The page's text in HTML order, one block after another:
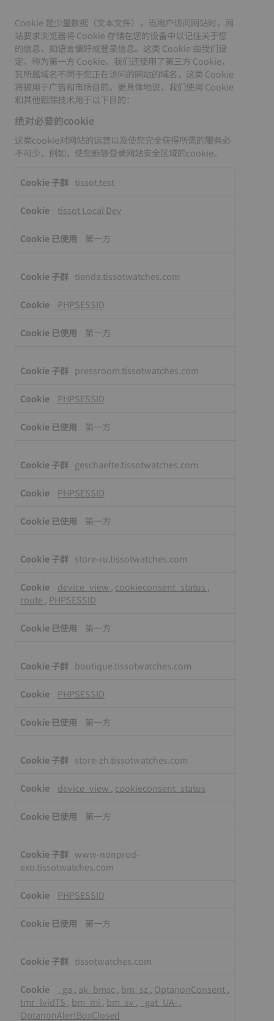
Cookie 是少量数据（文本文件），当用户访问网站时，网
站要求浏览器将 Cookie 存储在您的设备中以记住关于您
的信息，如语言偏好或登录信息。这类 Cookie 由我们设
定，称为第一方 Cookie。我们还使用了第三方 Cookie，
其所属域名不同于您正在访问的网站的域名，这类 Cookie
将被用于广告和市场目的。更具体地说，我们使用 Cookie
和其他跟踪技术用于以下目的：
绝对必要的cookie
这类cookie对网站的运营以及使您完全获得所需的服务必
不可少，例如，使您能够登录网站安全区域的cookie。
对
必
要
的
tissot.test
tissot Local Dev
第一方
tienda.tissotwatches.com
PHPSESSID
第一方
pressroom.tissotwatches.com
PHPSESSID
第一方
geschaefte.tissotwatches.com
PHPSESSID
第一方
store-ru.tissotwatches.com
device_view , cookieconsent_status ,
route , PHPSESSID
第一方
boutique.tissotwatches.com
PHPSESSID
第一方
store-zh.tissotwatches.com
device_view , cookieconsent_status
第一方
www-nonprod-
exo.tissotwatches.com
PHPSESSID
第一方
tissotwatches.com
_ga , ak_bmsc , bm_sz , OptanonConsent ,
tmr_lvidTS , bm_mi , bm_sv , _gat_UA- ,
OptanonAlertBoxClosed